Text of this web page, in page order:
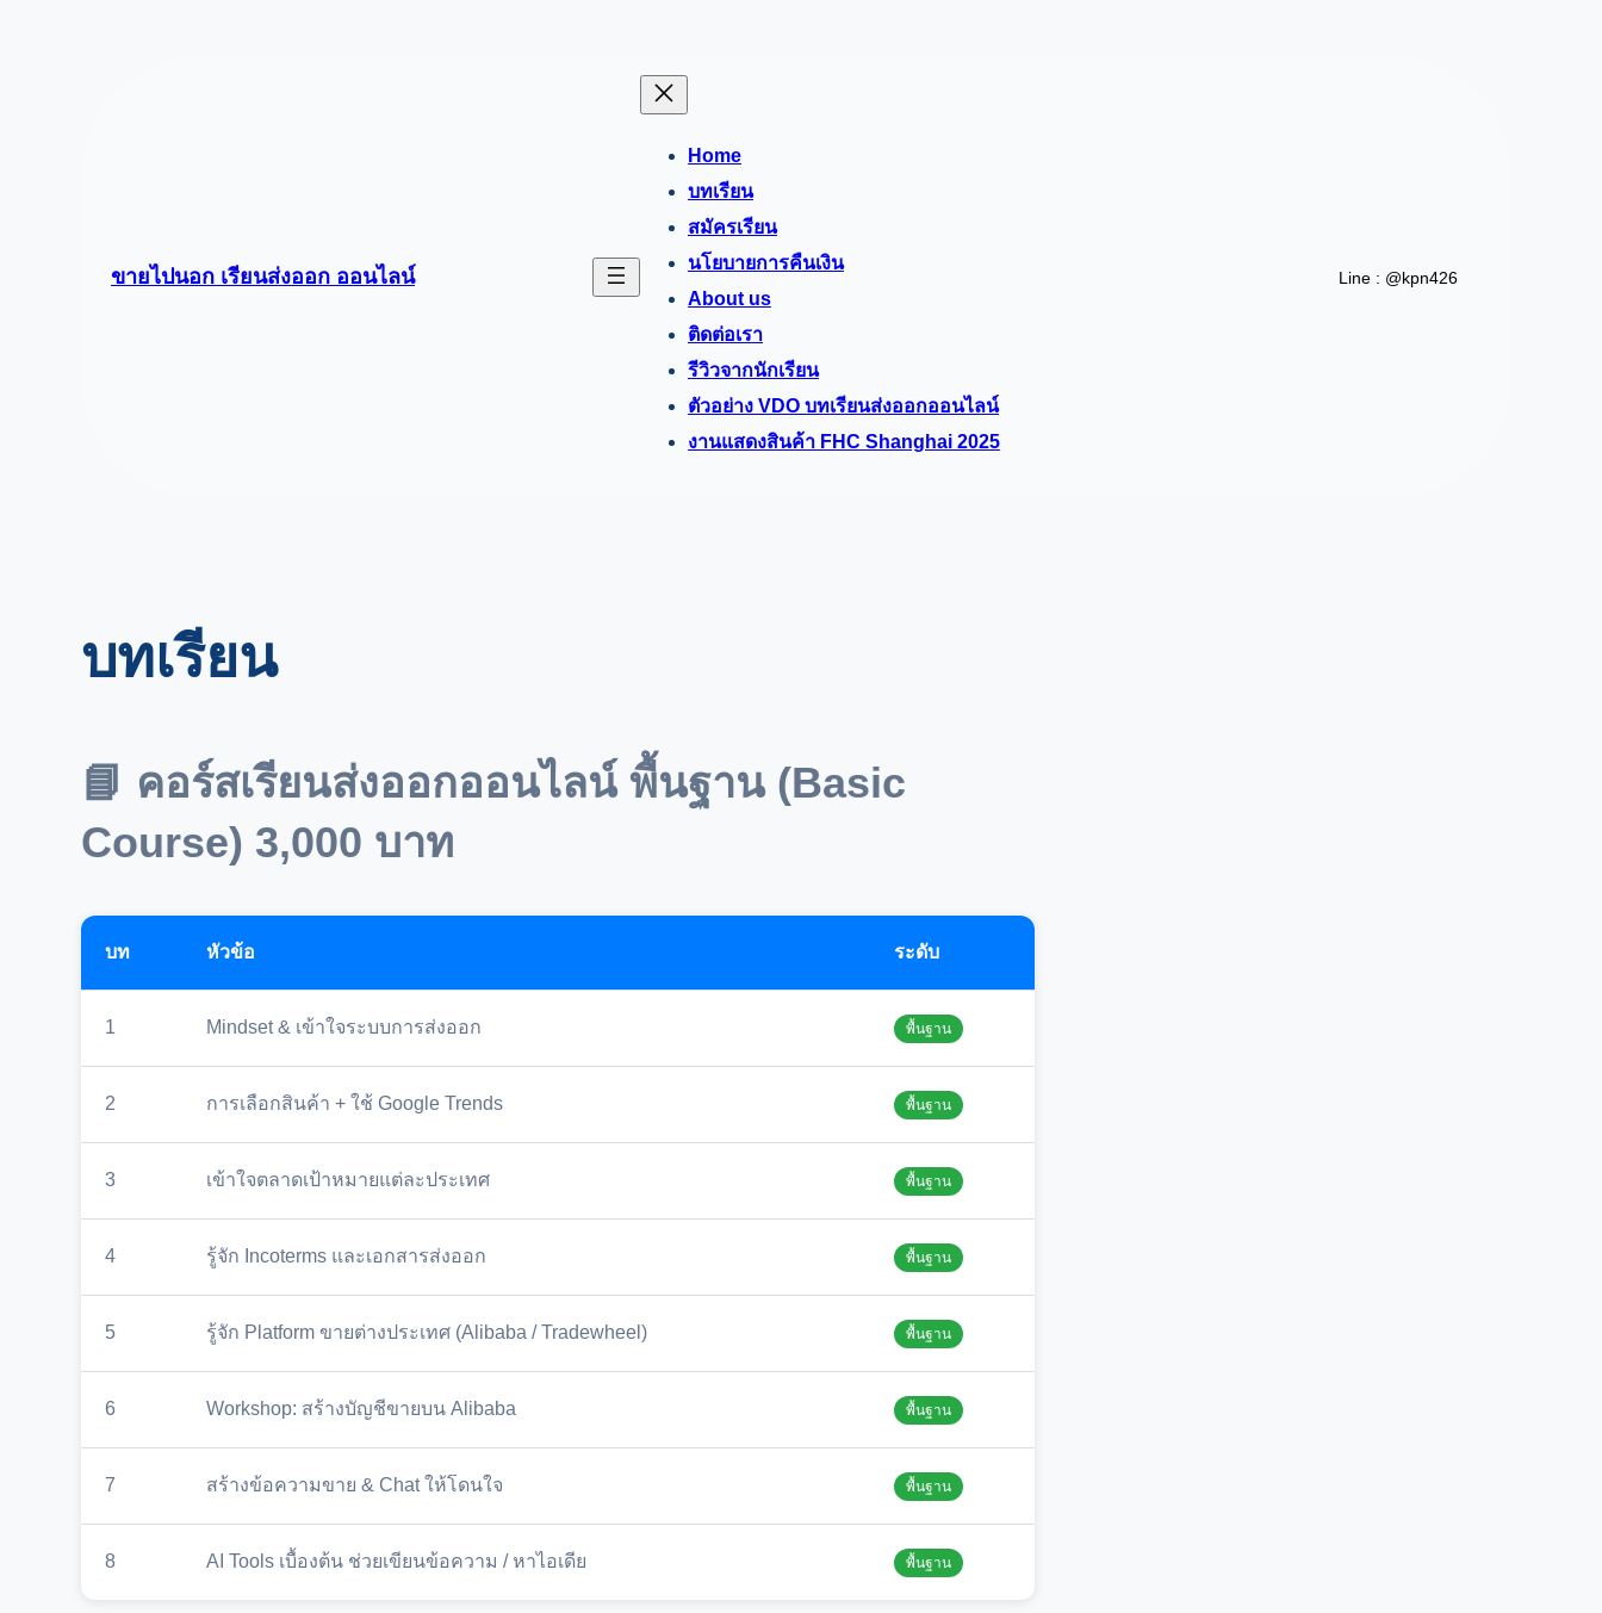
ขายไปนอก เรียนส่งออก ออนไลน์
Home
บทเรียน
สมัครเรียน
นโยบายการคืนเงิน
About us
ติดต่อเรา
รีวิวจากนักเรียน
ตัวอย่าง VDO บทเรียนส่งออกออนไลน์
งานแสดงสินค้า FHC Shanghai 2025
Line : @kpn426
บทเรียน
📘 คอร์สเรียนส่งออกออนไลน์ พื้นฐาน (Basic
Course) 3,000 บาท
บท หัวข้อ ระดับ
1 Mindset & เข้าใจระบบการส่งออก พื้นฐาน
2 การเลือกสินค้า + ใช้ Google Trends พื้นฐาน
3 เข้าใจตลาดเป้าหมายแต่ละประเทศ พื้นฐาน
4 รู้จัก Incoterms และเอกสารส่งออก พื้นฐาน
5 รู้จัก Platform ขายต่างประเทศ (Alibaba / Tradewheel) พื้นฐาน
6 Workshop: สร้างบัญชีขายบน Alibaba พื้นฐาน
7 สร้างข้อความขาย & Chat ให้โดนใจ พื้นฐาน
8 AI Tools เบื้องต้น ช่วยเขียนข้อความ / หาไอเดีย พื้นฐาน